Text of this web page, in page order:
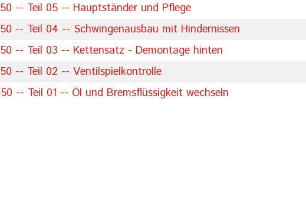
-- Teil 05 -- Hauptständer und Pflege
-- Teil 04 -- Schwingenausbau mit Hindernissen
-- Teil 03 -- Kettensatz - Demontage hinten
-- Teil 02 -- Ventilspielkontrolle
-- Teil 01 -- Öl und Bremsflüssigkeit wechseln